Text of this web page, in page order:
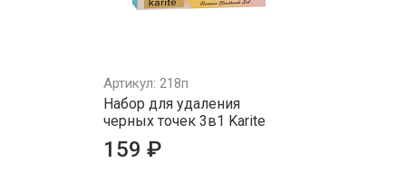
Артикул: 218п
Набор для удаления
черных точек 3в1 Karite
159 ₽